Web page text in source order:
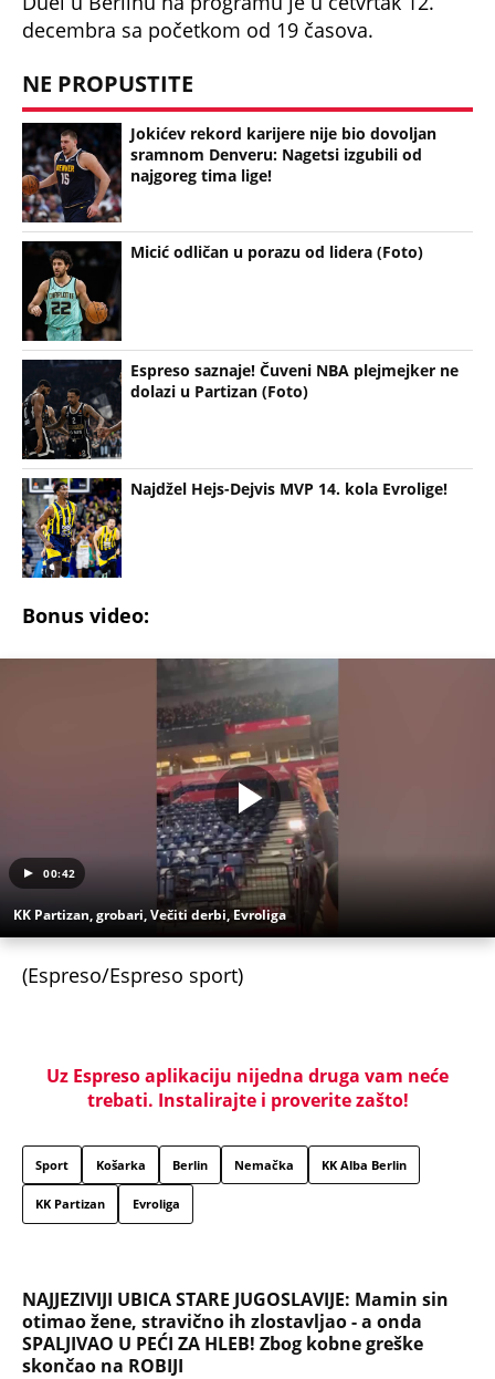
decembra sa početkom od 19 časova.
NE PROPUSTITE
Jokićev rekord karijere nije bio dovoljan
sramnom Denveru: Nagetsi izgubili od
najgoreg tima lige!
Micić odličan u porazu od lidera (Foto)
Espreso saznaje! Čuveni NBA plejmejker ne
dolazi u Partizan (Foto)
Najdžel Hejs-Dejvis MVP 14. kola Evrolige!
Bonus video:
00:42
KK Partizan, grobari, Večiti derbi, Evroliga
(Espreso/Espreso sport)
Uz Espreso aplikaciju nijedna druga vam neće
trebati. Instalirajte i proverite zašto!
Sport Košarka Berlin Nemačka KK Alba Berlin
KK Partizan Evroliga
NAJJEZIVIJI UBICA STARE JUGOSLAVIJE: Mamin sin
otimao žene, stravično ih zlostavljao - a onda
SPALJIVAO U PEĆI ZA HLEB! Zbog kobne greške
skončao na ROBIJI